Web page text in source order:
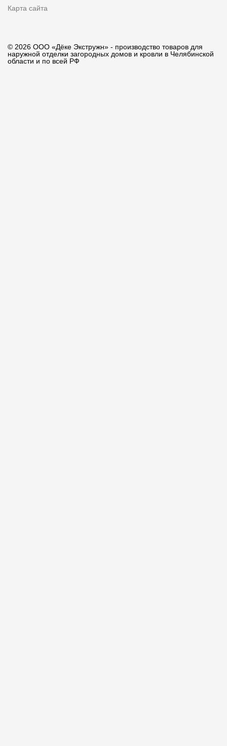
Карта сайта
© 2026 ООО «Дёке Экстружн» - производство товаров для
наружной отделки загородных домов и кровли в Челябинской
области и по всей РФ